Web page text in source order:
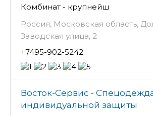
Комбинат - крупнейш
Россия, Московская область,
Заводская улица, 2
+7495-902-5242
Восток-Сервис -
индивидуальной защиты